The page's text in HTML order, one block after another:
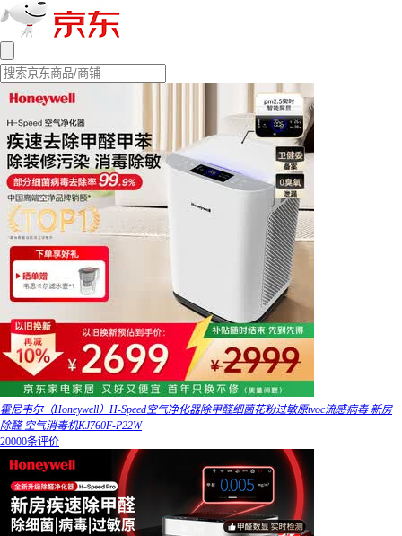
霍尼韦尔（Honeywell）H-Speed空气净化器除甲醛细菌花粉过敏原tvoc流感病毒 新房
除醛 空气消毒机KJ760F-P22W
20000条评价